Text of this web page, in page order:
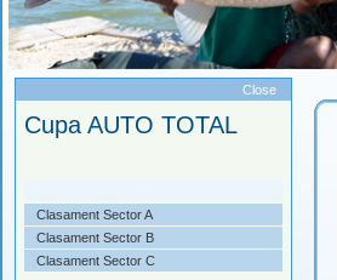
Close
Cupa AUTO TOTAL
Clasament Sector A
Clasament Sector B
Clasament Sector C